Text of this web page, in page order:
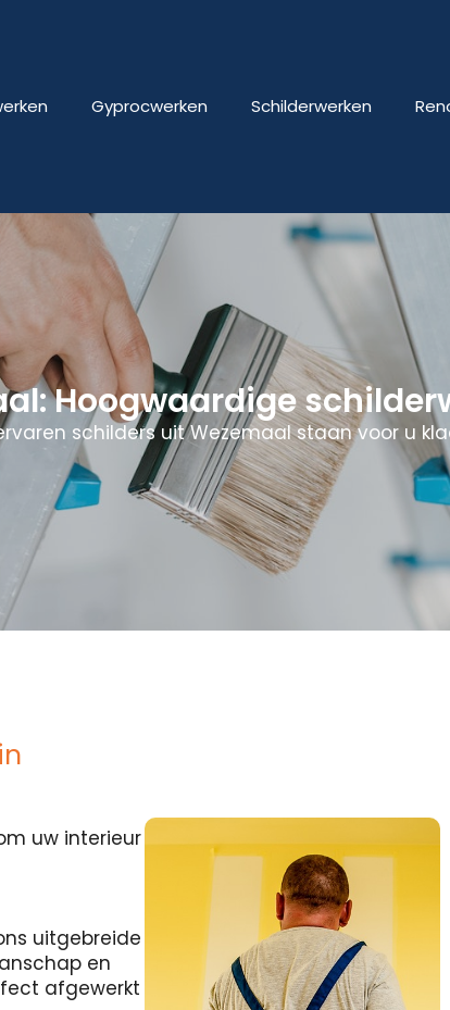
Gyprocwerken Schilderwerken
Hoogwaardige
schilders uit Wezemaal staan voor u
uw interieur
uitgebreide
en
afgewerkt